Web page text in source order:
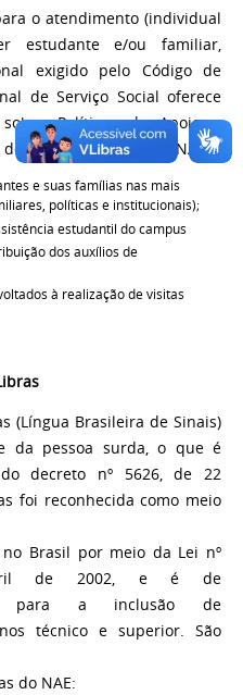
o atendimento (individual
estudante e/ou familiar,
exigido pelo Código de
de Serviço Social oferece
Políticas de Apoio e
Assistente Social do NAE:
e suas famílias nas mais
políticas e institucionais);
estudantil do campus
dos auxílios de
à realização de visitas
(Língua Brasileira de Sinais)
da pessoa surda, o que é
decreto nº 5626, de 22
foi reconhecida como meio
Brasil por meio da Lei nº
de 2002, e é de
para a inclusão de
técnico e superior. São
do NAE: